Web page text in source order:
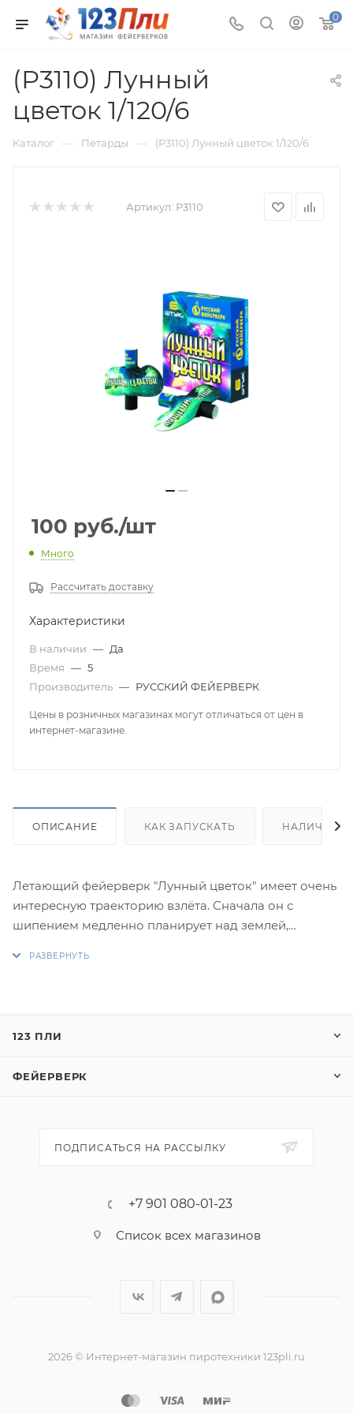
0
(Р3110) Лунный
цветок 1/120/6
Каталог — Петарды — (Р3110) Лунный цветок 1/120/6
Артикул: Р3110
100 руб./шт
Много
Рассчитать доставку
Характеристики
В наличии — Да
Время — 5
Производитель — РУССКИЙ ФЕЙЕРВЕРК
Цены в розничных магазинах могут отличаться от цен в
интернет-магазине.
ОПИСАНИЕ КАК ЗАПУСКАТЬ НАЛИЧИЕ
Летающий фейерверк "Лунный цветок" имеет очень
интересную траекторию взлёта. Сначала он с
шипением медленно планирует над землей,
Взлетев на 15-20 метров, Лунный цветок образует
своему устройству "Лунный цветок" - те же "пчелы",
2. Разбрасывает огненные искры.
123 ПЛИ
ФЕЙЕРВЕРК
ПОДПИСАТЬСЯ НА РАССЫЛКУ
+7 901 080-01-23
Список всех магазинов
2026 © Интернет-магазин пиротехники 123pli.ru